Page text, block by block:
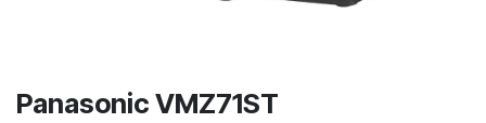
Panasonic VMZ71ST